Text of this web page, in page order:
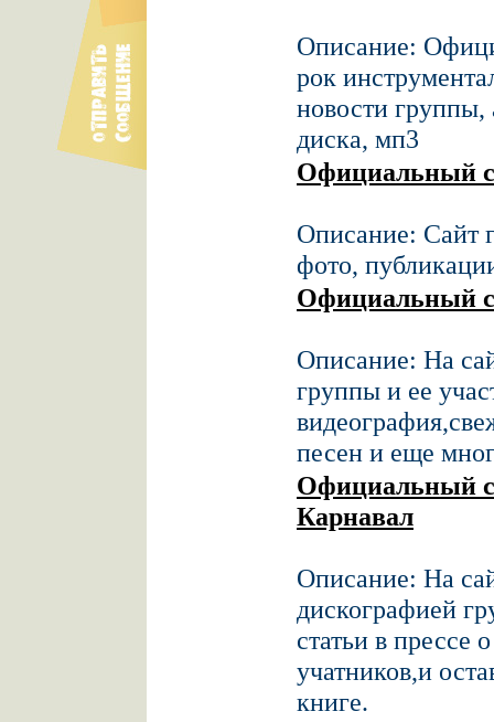
Описание:
рок
новости группы,
диска, мп3
Официальный
Описание: Сайт
фото,
Официальный
Описание: На
группы и ее
песен и еще
Официальный
Карнавал
Описание: На
дискографией
статьи в прессе
учатников,и
книге.